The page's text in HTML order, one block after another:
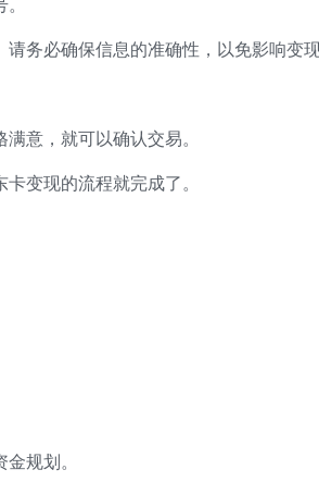
务必确保信息的准确性，以免影响变
意，就可以确认交易。
变现的流程就完成了。
规划。